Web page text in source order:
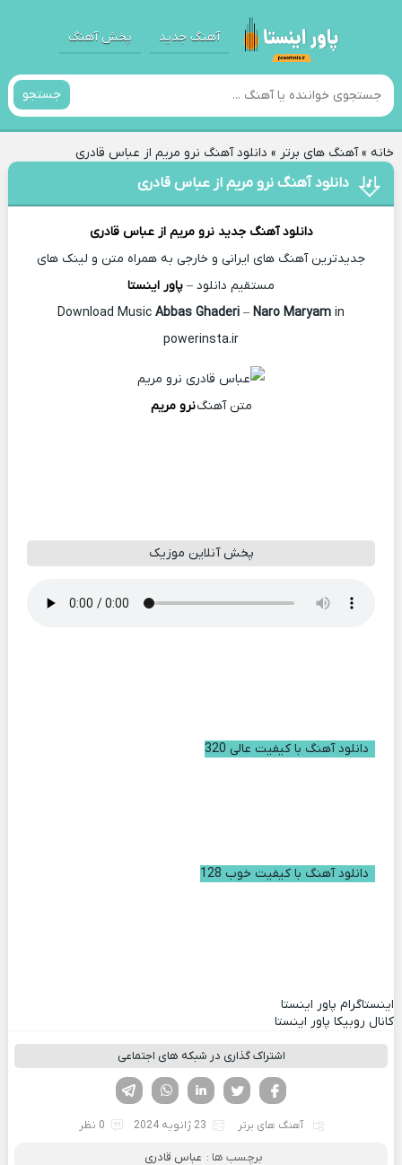
آهنگ جدید پخش آهنگ
جستجو
خانه»آهنگ های برتر » دانلود آهنگ نرو مریم از عباس قادری
دانلود آهنگ نرو مریم از عباس قادری
دانلود آهنگ جدید نرو مریم ازعباس قادری
جدیدترین آهنگ های ایرانی و خارجی به همراه متن و لینک های
مستقیم دانلود – پاور اینستا
Abbas Ghaderi– Naro Maryam in
powerinsta.ir
متن آهنگنرو مریم
پخش آنلاین موزیک
دانلود آهنگ با کیفیت عالی 320
دانلود آهنگ با کیفیت خوب 128
اینستاگرام پاور اینستا
کانال روبیکا پاور اینستا
اشتراک گذاری در شبکه های اجتماعی
لینکدین تویتر
فیسوک
آهنگ های برتر 23 ژانویه 2024 0 نظر
برچسب ها : عباس قادری